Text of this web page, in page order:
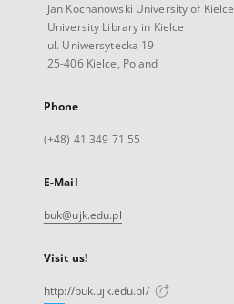
Jan Kochanowski University of Kielce
University Library in Kielce
ul. Uniwersytecka 19
25-406 Kielce, Poland
Phone
(+48) 41 349 71 55
E-Mail
buk@ujk.edu.pl
Visit us!
http://buk.ujk.edu.pl/